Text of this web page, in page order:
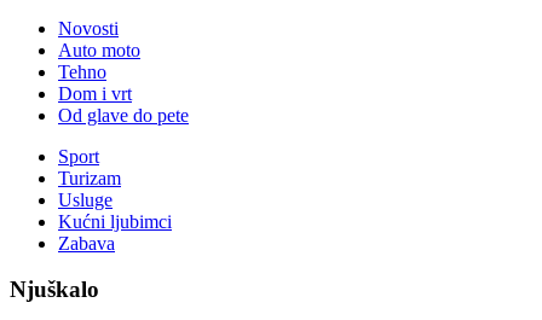
Novosti
Auto moto
Tehno
Dom i vrt
Od glave do pete
Sport
Turizam
Usluge
Kućni ljubimci
Zabava
Njuškalo